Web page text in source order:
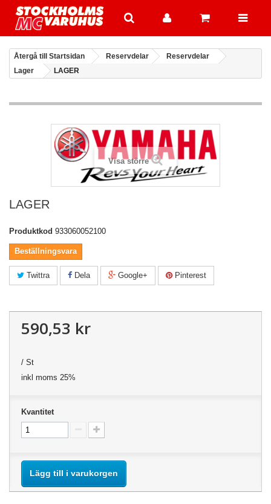
Återgå till Startsidan Reservdelar
Reservdelar
Lager
LAGER
Visa större
LAGER
Produktkod 933060052100
Beställningsvara
Twittra Dela Google+ Pinterest
590,53 kr
/ St
inkl moms 25%
Kvantitet
Lägg till i varukorgen